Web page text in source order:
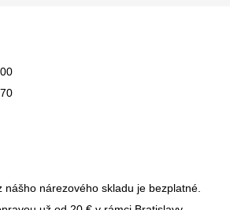
nášho nárezového skladu je bezplatné.